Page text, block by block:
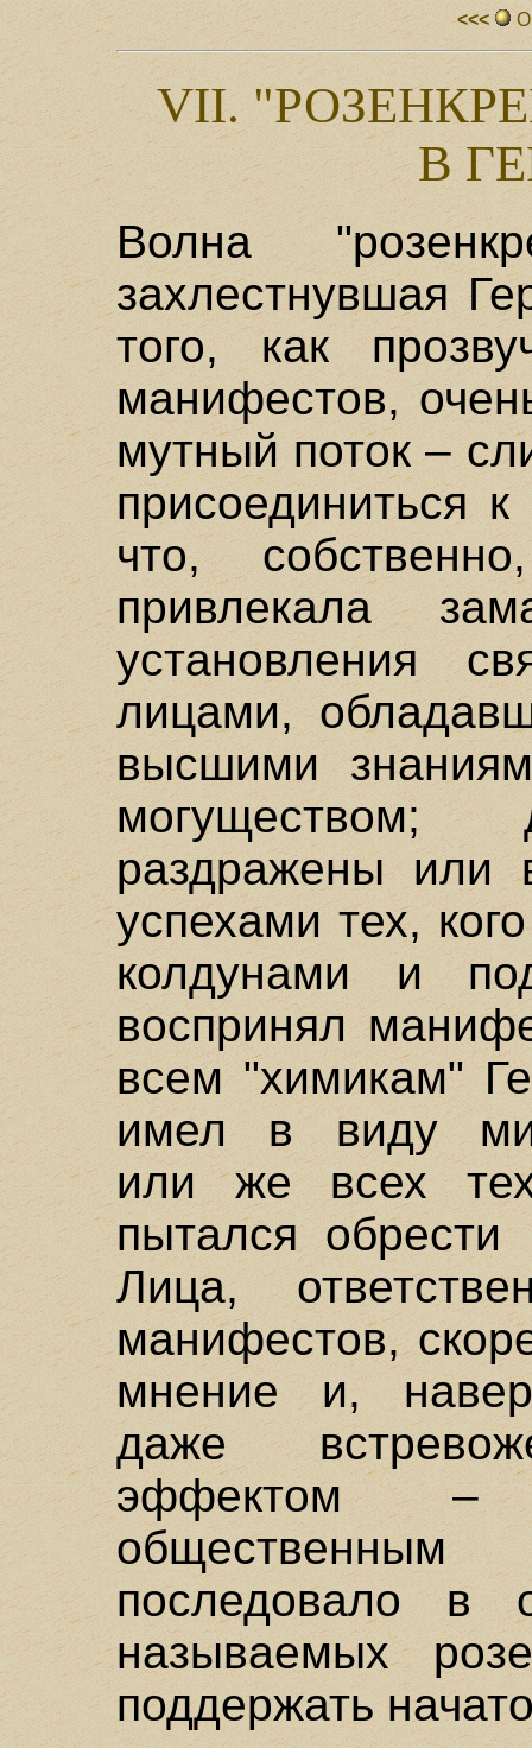
<<<
VII.
В
Волна
захлестнувшая
того, как
манифестов,
мутный поток –
присоединиться
что,
привлекала
установления
лицами,
высшими
раздражены или
успехами тех,
колдунами и
воспринял
всем "химикам"
имел в виду
или же всех
пытался
Лица,
манифестов,
мнение и,
даже
эффектом –
общественным
последовало в
называемых
поддержать